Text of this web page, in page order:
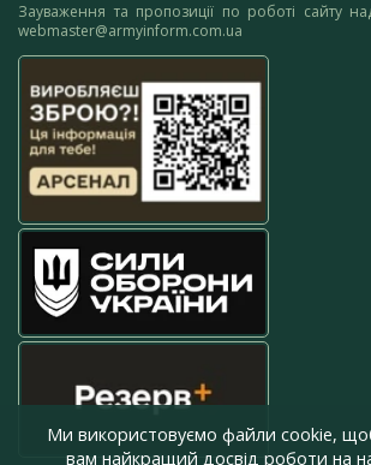
Зауваження та пропозиції по роботі сайту
webmaster@armyinform.com.ua
Ми використовуємо файли cookie,
вам найкращий досвід роботи на